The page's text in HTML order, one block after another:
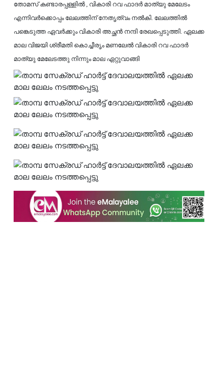
തോമസ് കണ്ടാരപ്പള്ളില്‍ , വികാരി റവ ഫാദര്‍ മാത്യു മേലേടം
എന്നിവര്‍ക്കൊപ്പം ലേലത്തിന് നേതൃത്വം നല്‍കി. ലേലത്തില്‍
പങ്കെടുത്ത ഏവര്‍ക്കും വികാരി അച്ഛന്‍ നന്ദി രേഖപ്പെടുത്തി. ഏലക്ക
മാല വിജയി ശ്രീമതി കൊച്ചീരൃം മണലേല്‍ വികാരി റവ ഫാദര്‍
മാത്യു മേലേടത്തു നിന്നും മാല ഏറ്റുവാങ്ങി